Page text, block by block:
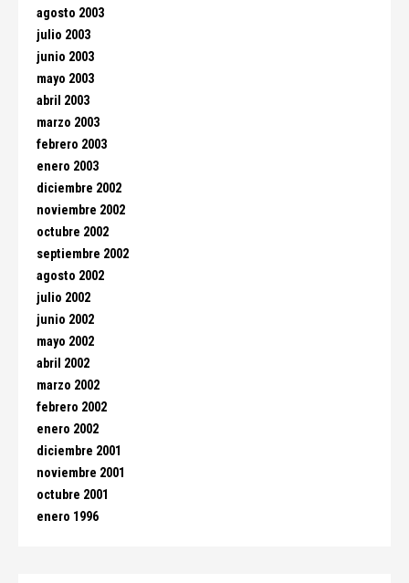
agosto 2003
julio 2003
junio 2003
mayo 2003
abril 2003
marzo 2003
febrero 2003
enero 2003
diciembre 2002
noviembre 2002
octubre 2002
septiembre 2002
agosto 2002
julio 2002
junio 2002
mayo 2002
abril 2002
marzo 2002
febrero 2002
enero 2002
diciembre 2001
noviembre 2001
octubre 2001
enero 1996